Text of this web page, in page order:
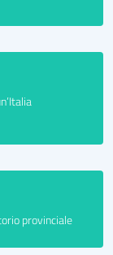
provinciale